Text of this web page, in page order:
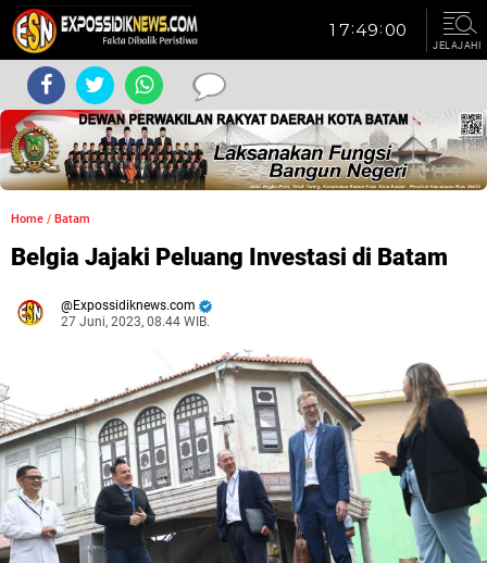
JELAJAHI
Home / Batam
Belgia Jajaki Peluang Investasi di Batam
Expossidiknews.com
27 Juni, 2023, 08.44 WIB.